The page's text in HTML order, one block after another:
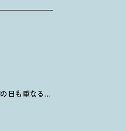
2022年3月の一粒万倍日をチェック。26日は天赦日と寅の日も重なる最強デー